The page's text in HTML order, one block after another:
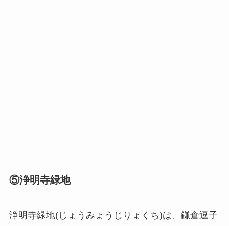
⑤浄明寺緑地
浄明寺緑地(じょうみょうじりょくち)は、鎌倉逗子